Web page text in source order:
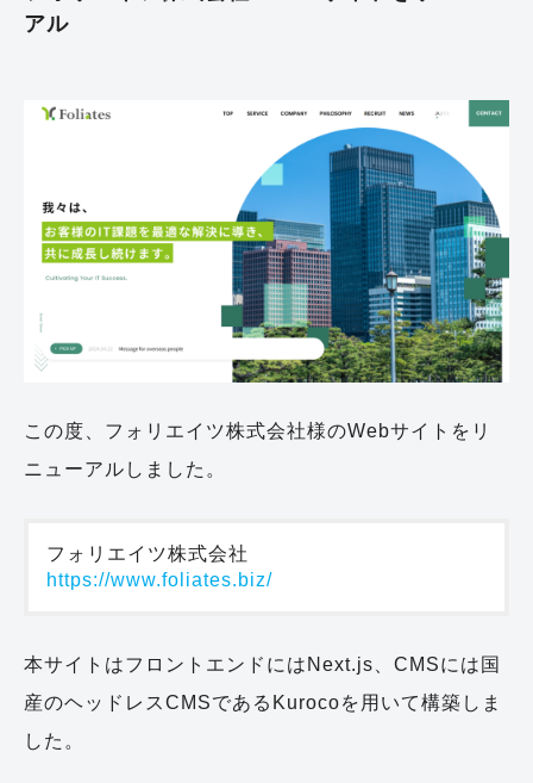
アル
この度、フォリエイツ株式会社様のWebサイトをリ
ニューアルしました。
https://www.foliates.biz/
本サイトはフロントエンドにはNext.js、CMSには国
産のヘッドレスCMSであるKurocoを用いて構築しま
した。